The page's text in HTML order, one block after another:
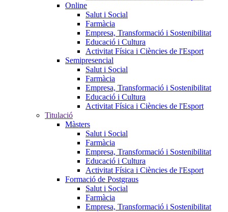
Online
Salut i Social
Farmàcia
Empresa, Transformació i Sostenibilitat
Educació i Cultura
Activitat Física i Ciències de l'Esport
Semipresencial
Salut i Social
Farmàcia
Empresa, Transformació i Sostenibilitat
Educació i Cultura
Activitat Física i Ciències de l'Esport
Titulació
Màsters
Salut i Social
Farmàcia
Empresa, Transformació i Sostenibilitat
Educació i Cultura
Activitat Física i Ciències de l'Esport
Formació de Postgraus
Salut i Social
Farmàcia
Empresa, Transformació i Sostenibilitat